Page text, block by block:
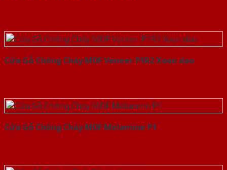
Cửa Gỗ Chống Cháy MDF Veneer P1R2 Xoan dao
Cửa Gỗ Chống Cháy MDF Melamine P1